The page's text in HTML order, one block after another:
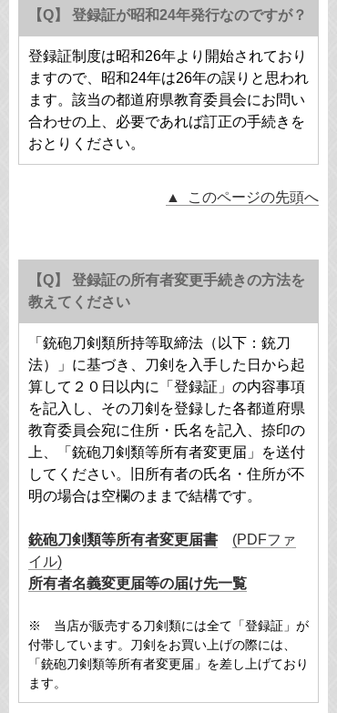
【Q】 登録証が昭和24年発行なのですが？
登録証制度は昭和26年より開始されており
ますので、昭和24年は26年の誤りと思われ
ます。該当の都道府県教育委員会にお問い
合わせの上、必要であれば訂正の手続きを
おとりください。
▲ このページの先頭へ
【Q】 登録証の所有者変更手続きの方法を
教えてください
「銃砲刀剣類所持等取締法（以下：銃刀
法）」に基づき、刀剣を入手した日から起
算して２０日以内に「登録証」の内容事項
を記入し、その刀剣を登録した各都道府県
教育委員会宛に住所・氏名を記入、捺印の
上、「銃砲刀剣類等所有者変更届」を送付
してください。旧所有者の氏名・住所が不
明の場合は空欄のままで結構です。
銃砲刀剣類等所有者変更届書
(PDFファ
イル)
所有者名義変更届等の届け先一覧
※ 当店が販売する刀剣類には全て「登録証」が
付帯しています。刀剣をお買い上げの際には、
「銃砲刀剣類等所有者変更届」を差し上げており
ます。